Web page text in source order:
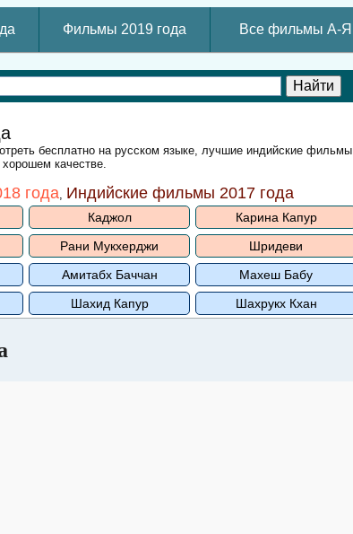
Фильмы 2019 года Все фильмы А-Я
бесплатно на русском языке, лучшие индийские фильмы
качестве.
года, Индийские фильмы 2017 года
Каджол
Карина Капур
Рани Мукхерджи
Шридеви
Амитабх Баччан
Махеш Бабу
Шахид Капур Шахрукх Кхан